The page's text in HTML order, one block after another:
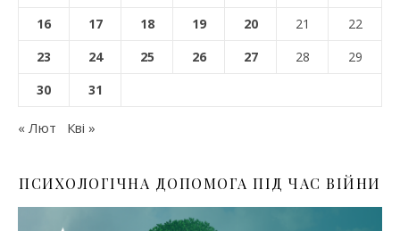
16
17 18 19 20 21
22
23
24 25 26 27 28
29
30
31
« Лют Кві »
ПСИХОЛОГІЧНА ДОПОМОГА ПІД ЧАС ВІЙНИ